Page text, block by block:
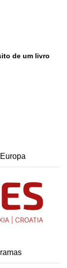
de um livro